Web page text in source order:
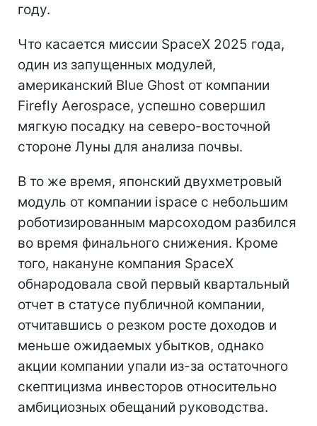
году.
Что касается миссии SpaceX 2025 года,
один из запущенных модулей,
американский Blue Ghost от компании
Firefly Aerospace, успешно совершил
мягкую посадку на северо-восточной
стороне Луны для анализа почвы.
В то же время, японский двухметровый
модуль от компании ispace с небольшим
роботизированным марсоходом разбился
во время финального снижения. Кроме
того, накануне компания SpaceX
обнародовала свой первый квартальный
отчет в статусе публичной компании,
отчитавшись о резком росте доходов и
меньше ожидаемых убытков, однако
акции компании упали из-за остаточного
скептицизма инвесторов относительно
амбициозных обещаний руководства.